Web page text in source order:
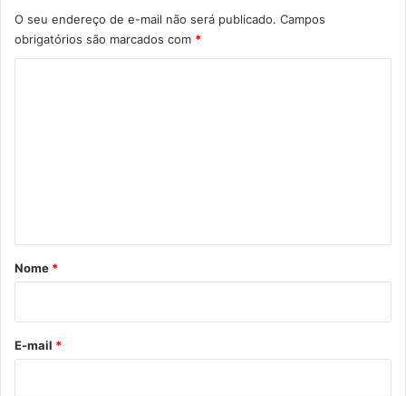
O seu endereço de e-mail não será publicado. Campos
obrigatórios são marcados com *
r
*
Nome *
E-mail *